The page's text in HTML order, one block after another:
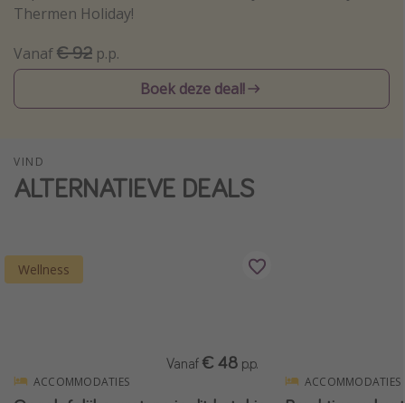
Weekendje weg
Vroegboeker
Single reizen
Rondreizen
Reiskalender
Thermen Holiday!
Vanaf€ 92 p.p.
Boek deze deal!
VIND
ALTERNATIEVE DEALS
Wellness
ACCOMMODATIES
Vanaf € 48 p.p.
ACCOMMODATIES